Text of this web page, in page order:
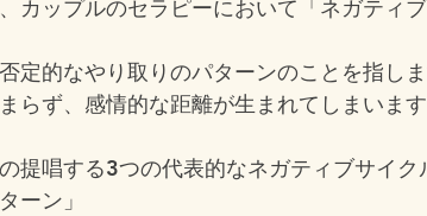
カップルのセラピーにおいて「ネガティ
定的なやり取りのパターンのことを指し
らず、感情的な距離が生まれてしまいます
提唱する3つの代表的なネガティブサイク
ーン」